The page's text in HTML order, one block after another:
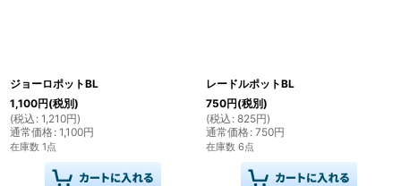
ジョーロポットBL
1,100円(税別)
(税込 : 1,210円)
通常価格: 1,100円
在庫数 1点
レードルポットBL
750円(税別)
(税込 : 825円)
通常価格: 750円
在庫数 6点